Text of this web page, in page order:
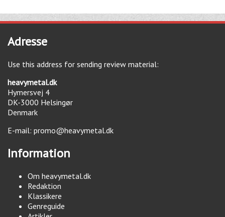
Adresse
Use this address for sending review material:
heavymetal.dk
Hymersvej 4
DK-3000 Helsingør
Denmark
E-mail: promo@heavymetal.dk
Information
Om heavymetal.dk
Redaktion
Klassikere
Genreguide